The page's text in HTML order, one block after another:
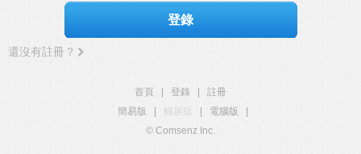
登錄
還沒有註冊？
首頁 登錄
註冊
簡易版
觸屏版 電腦版
© Comsenz Inc.